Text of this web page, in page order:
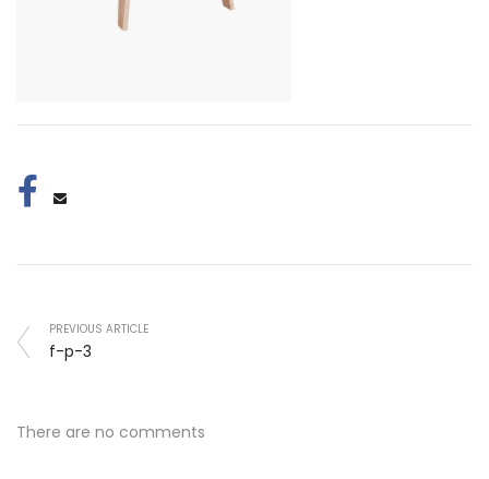
PREVIOUS ARTICLE
f-p-3
There are no comments